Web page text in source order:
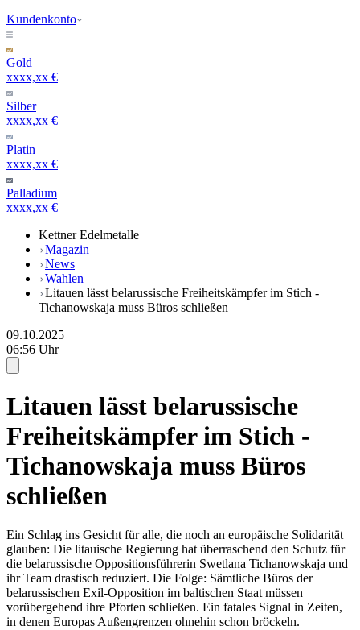
Kundenkonto
Gold
xxxx,xx €
Silber
xxxx,xx €
Platin
xxxx,xx €
Palladium
xxxx,xx €
Kettner Edelmetalle
Magazin
News
Wahlen
Litauen lässt belarussische Freiheitskämpfer im Stich -
Tichanowskaja muss Büros schließen
09.10.2025
06:56 Uhr
Litauen lässt belarussische
Freiheitskämpfer im Stich -
Tichanowskaja muss Büros
schließen
Ein Schlag ins Gesicht für alle, die noch an europäische Solidarität
glauben: Die litauische Regierung hat überraschend den Schutz für
die belarussische Oppositionsführerin Swetlana Tichanowskaja und
ihr Team drastisch reduziert. Die Folge: Sämtliche Büros der
belarussischen Exil-Opposition im baltischen Staat müssen
vorübergehend ihre Pforten schließen. Ein fatales Signal in Zeiten,
in denen Europas Außengrenzen ohnehin schon bröckeln.